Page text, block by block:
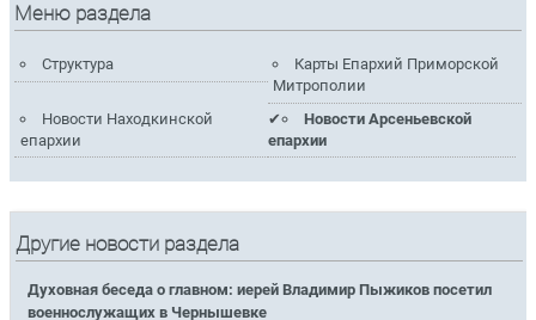
Меню раздела
Структура
Карты Епархий Приморской
Митрополии
Новости Находкинской
епархии
Новости Арсеньевской
епархии
Другие новости раздела
Духовная беседа о главном: иерей Владимир Пыжиков посетил
военнослужащих в Чернышевке